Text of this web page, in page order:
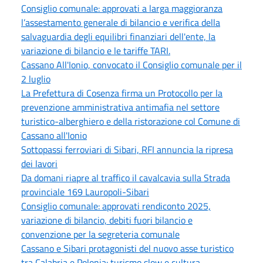
Consiglio comunale: approvati a larga maggioranza
l’assestamento generale di bilancio e verifica della
salvaguardia degli equilibri finanziari dell'ente, la
variazione di bilancio e le tariffe TARI.
Cassano All'Ionio, convocato il Consiglio comunale per il
2 luglio
La Prefettura di Cosenza firma un Protocollo per la
prevenzione amministrativa antimafia nel settore
turistico-alberghiero e della ristorazione col Comune di
Cassano all'Ionio
Sottopassi ferroviari di Sibari, RFI annuncia la ripresa
dei lavori
Da domani riapre al traffico il cavalcavia sulla Strada
provinciale 169 Lauropoli-Sibari
Consiglio comunale: approvati rendiconto 2025,
variazione di bilancio, debiti fuori bilancio e
convenzione per la segreteria comunale
Cassano e Sibari protagonisti del nuovo asse turistico